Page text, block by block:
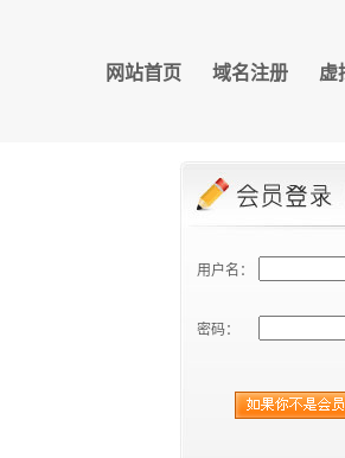
网站首页 域名注册 虚
用户名：
密码：